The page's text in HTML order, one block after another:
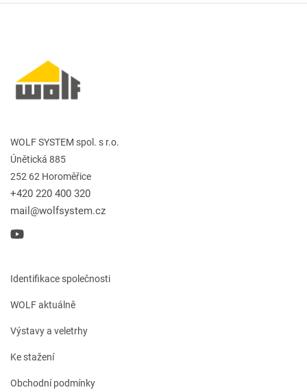
WOLF SYSTEM spol. s r.o.
Únětická 885
252 62 Horoměřice
+420 220 400 320
mail@wolfsystem.cz
Identifikace společnosti
WOLF aktuálně
Výstavy a veletrhy
Ke stažení
Obchodní podmínky